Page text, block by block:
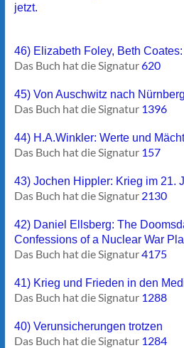
jetzt.
46) Elizabeth Foley, Beth
Das Buch hat die Signatur620
45) Von Auschwitz nach Nürnberg
Das Buch hat die Signatur 1396
44) H.A.Winkler: Werte und
Das Buch hat die Signatur 157
43) Jochen Hippler: Krieg im 21.
Das Buch hat die Signatur 2130
42) Daniel Ellsberg: The
Confessions of a Nuclear War
Das Buch hat die Signatur4175
41) Krieg und Frieden in den
Das Buch hat die Signatur 1288
40) Verunsicherungen trotzen
Das Buch hat die Signatur 1284